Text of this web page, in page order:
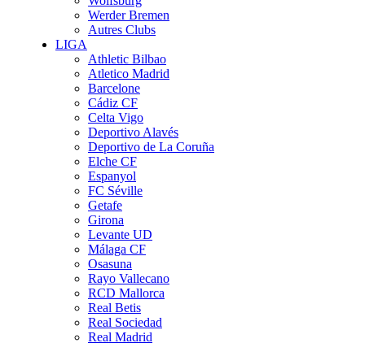
Werder Bremen
Autres Clubs
LIGA
Athletic Bilbao
Atletico Madrid
Barcelone
Cádiz CF
Celta Vigo
Deportivo Alavés
Deportivo de La Coruña
Elche CF
Espanyol
FC Séville
Getafe
Girona
Levante UD
Málaga CF
Osasuna
Rayo Vallecano
RCD Mallorca
Real Betis
Real Sociedad
Real Madrid